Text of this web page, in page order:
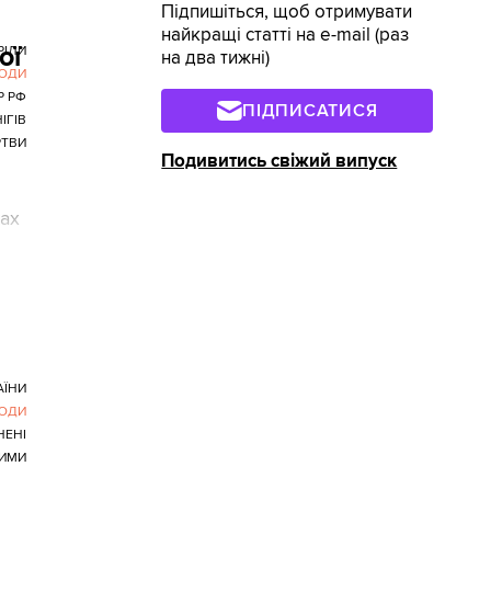
РФ
Підпишіться, щоб отримувати
найкращі статті на e-mail (раз
на два тижні)
ПІДПИСАТИСЯ
Подивитись свіжий випуск